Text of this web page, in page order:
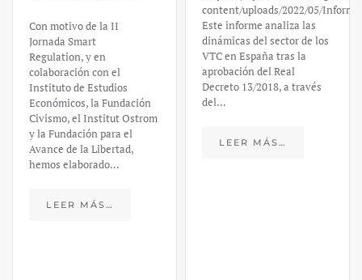
Con motivo de la II
Jornada Smart
Regulation, y en
colaboración con el
Instituto de Estudios
Económicos, la Fundación
Civismo, el Institut Ostrom
y la Fundación para el
Avance de la Libertad,
hemos elaborado…
LEER MÁS…
content/uploads/2022/05/
Este informe analiza las
dinámicas del sector de los
VTC en España tras la
aprobación del Real
Decreto 13/2018, a través
del…
LEER MÁS…